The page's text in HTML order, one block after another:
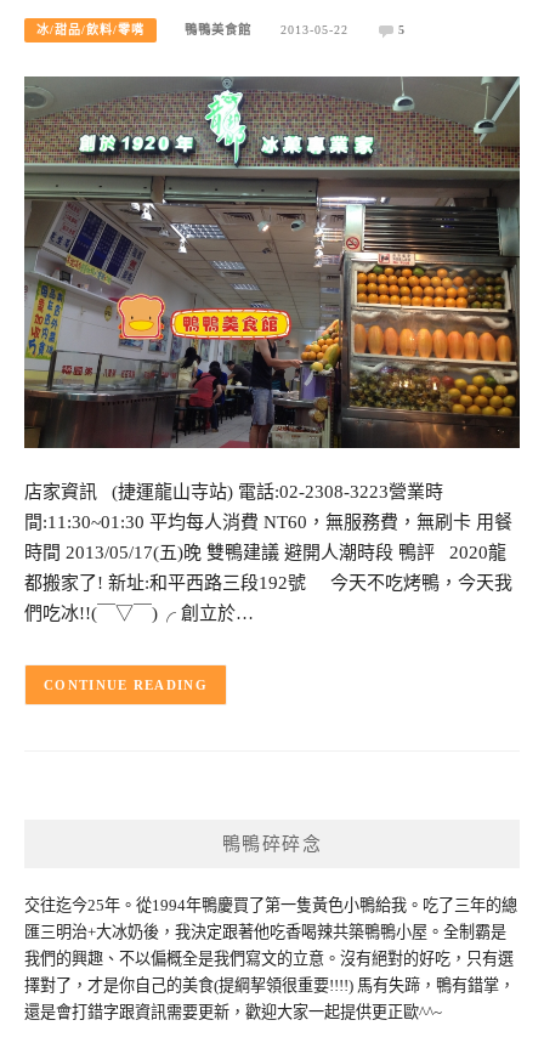
冰/甜品/飲料/零嘴 鴨鴨美食館 2013-05-22 5
店家資訊 (捷運龍山寺站) 電話:02-2308-3223營業時
間:11:30~01:30 平均每人消費 NT60，無服務費，無刷卡 用餐
時間 2013/05/17(五)晚 雙鴨建議 避開人潮時段 鴨評 2020龍
都搬家了! 新址:和平西路三段192號 今天不吃烤鴨，今天我
們吃冰!!(￣▽￣)╭ 創立於…
CONTINUE READING
鴨鴨碎碎念
交往迄今25年。從1994年鴨慶買了第一隻黃色小鴨給我。吃了三年的總
匯三明治+大冰奶後，我決定跟著他吃香喝辣共築鴨鴨小屋。全制霸是
我們的興趣、不以偏概全是我們寫文的立意。沒有絕對的好吃，只有選
擇對了，才是你自己的美食(提綱挈領很重要!!!!) 馬有失蹄，鴨有錯掌，
還是會打錯字跟資訊需要更新，歡迎大家一起提供更正歐^^~